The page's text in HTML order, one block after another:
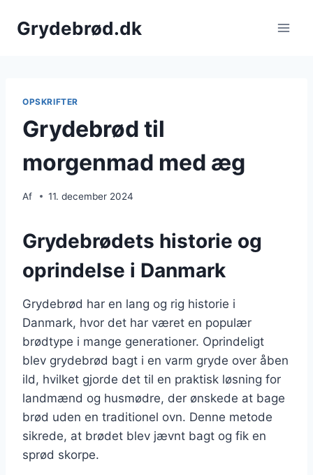
Grydebrød.dk
OPSKRIFTER
Grydebrød til
morgenmad med æg
Af 11. december 2024
Grydebrødets historie og
oprindelse i Danmark
Grydebrød har en lang og rig historie i
Danmark, hvor det har været en populær
brødtype i mange generationer. Oprindeligt
blev grydebrød bagt i en varm gryde over åben
ild, hvilket gjorde det til en praktisk løsning for
landmænd og husmødre, der ønskede at bage
brød uden en traditionel ovn. Denne metode
sikrede, at brødet blev jævnt bagt og fik en
sprød skorpe.